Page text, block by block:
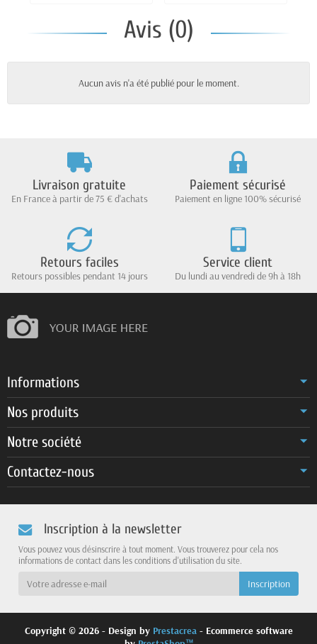
Avis (0)
Aucun avis n'a été publié pour le moment.
Livraison gratuite
En France à partir de 75 € d'achats
Paiement sécurisé
Paiement en ligne 100% sécurisé
Retours faciles
Retours possibles pendant 14 jours
Service client
Du lundi au vendredi de 9h à 18h
Informations
Nos produits
Notre société
Contactez-nous
Inscription à la newsletter
Vous pouvez vous désinscrire à tout moment. Vous trouverez pour cela nos
informations de contact dans les conditions d'utilisation du site.
Copyright © 2026 - Design by Prestacrea- Ecommerce software